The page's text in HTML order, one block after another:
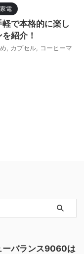
電
軽で本格的に楽し
紹介！
カプセル
コーヒーマ
ーバランス9060は